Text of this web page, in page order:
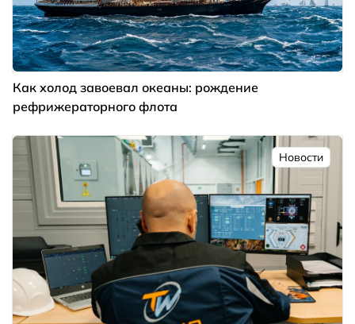
Как холод завоевал океаны: рождение
рефрижераторного флота
Новости